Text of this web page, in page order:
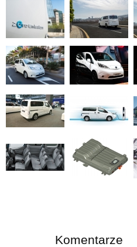
Komentarze